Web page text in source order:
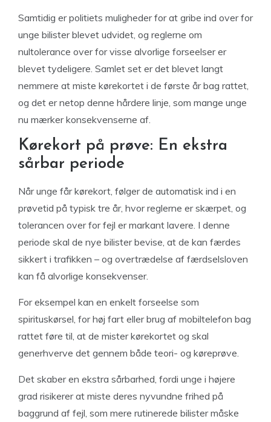
Samtidig er politiets muligheder for at gribe ind over for
unge bilister blevet udvidet, og reglerne om
nultolerance over for visse alvorlige forseelser er
blevet tydeligere. Samlet set er det blevet langt
nemmere at miste kørekortet i de første år bag rattet,
og det er netop denne hårdere linje, som mange unge
nu mærker konsekvenserne af.
Kørekort på prøve: En ekstra
sårbar periode
Når unge får kørekort, følger de automatisk ind i en
prøvetid på typisk tre år, hvor reglerne er skærpet, og
tolerancen over for fejl er markant lavere. I denne
periode skal de nye bilister bevise, at de kan færdes
sikkert i trafikken – og overtrædelse af færdselsloven
kan få alvorlige konsekvenser.
For eksempel kan en enkelt forseelse som
spirituskørsel, for høj fart eller brug af mobiltelefon bag
rattet føre til, at de mister kørekortet og skal
generhverve det gennem både teori- og køreprøve.
Det skaber en ekstra sårbarhed, fordi unge i højere
grad risikerer at miste deres nyvundne frihed på
baggrund af fejl, som mere rutinerede bilister måske